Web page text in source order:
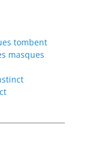
tombent
masques